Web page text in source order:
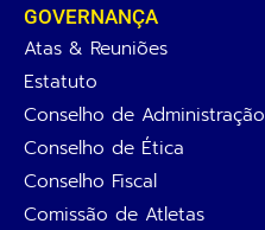
GOVERNANÇA
Atas & Reuniões
Estatuto
Conselho de Administração
Conselho de Ética
Conselho Fiscal
Comissão de Atletas